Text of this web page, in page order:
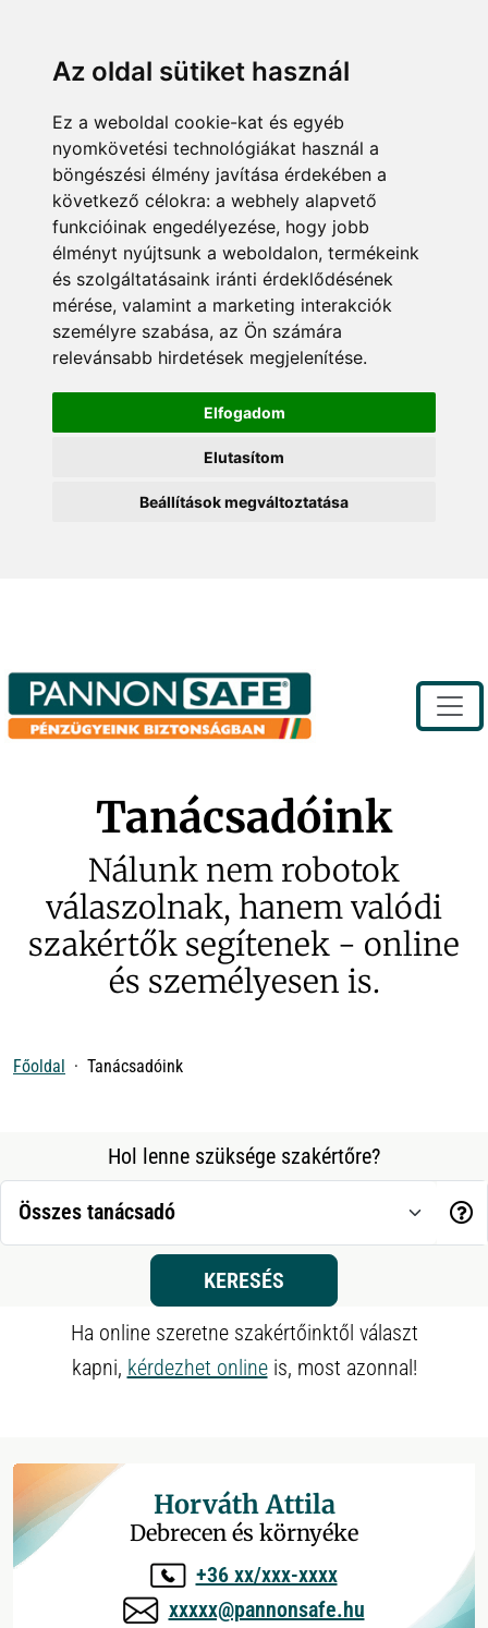
Az oldal sütiket használ
Ez a weboldal cookie-kat és egyéb
nyomkövetési technológiákat használ a
böngészési élmény javítása érdekében a
következő célokra: a webhely alapvető
funkcióinak engedélyezése, hogy jobb
élményt nyújtsunk a weboldalon, termékeink
és szolgáltatásaink iránti érdeklődésének
mérése, valamint a marketing interakciók
személyre szabása, az Ön számára
relevánsabb hirdetések megjelenítése.
Elfogadom
Elutasítom
Beállítások megváltoztatása
+36 70 380 8334 info@pannonsafe.hu
Tanácsadóink
Nálunk nem robotok
válaszolnak, hanem valódi
szakértők segítenek - online
és személyesen is.
Főoldal Tanácsadóink
Hol lenne szüksége szakértőre?
KERESÉS
Ha online szeretne szakértőinktől választ
kapni, kérdezhet onlineis, most azonnal!
Horváth Attila
Debrecen és környéke
+36 xx/xxx-xxxx
xxxxx@pannonsafe.hu